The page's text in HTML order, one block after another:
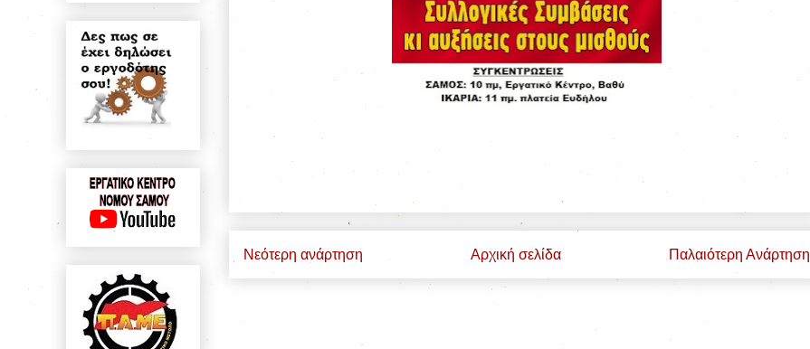
Νεότερη ανάρτηση Παλαιότερη Ανάρτηση
Αρχική σελίδα